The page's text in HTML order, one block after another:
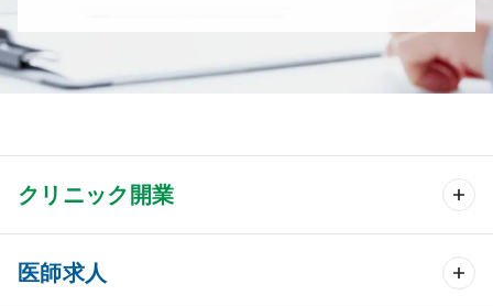
クリニック開業
クリニック開業 TOP
医師求人